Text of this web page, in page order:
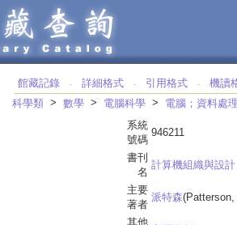
館藏記錄 ‧ 詳細格式 ‧ 引用格式 ‧
機讀
科學類 > 數學 > 電腦科學 > 電腦；資料處
系統
號碼
946211
書刊
名
計算機組織與設計
主要
著者
派特森
其他